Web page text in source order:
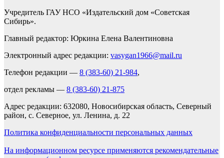
Учредитель ГАУ НСО «Издательский дом «Советская
Сибирь».
Главный редактор: Юркина Елена Валентиновна
Электронный адрес редакции: vasygan1966@mail.ru
Телефон редакции — 8 (383-60) 21-984,
отдел рекламы — 8 (383-60) 21-875
Адрес редакции: 632080, Новосибирская область, Северный
район, с. Северное, ул. Ленина, д. 22
Политика конфиденциальности персональных данных
На информационном ресурсе применяются рекомендательные